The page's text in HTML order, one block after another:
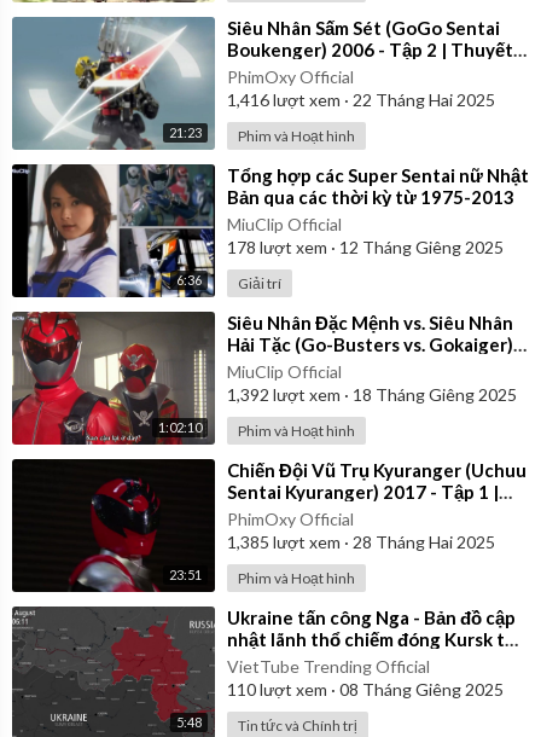
21:23
⁣Siêu Nhân Sấm Sét (GoGo Sentai
Boukenger) 2006 - Tập 2 | Thuyết
Minh
PhimOxy Official
1,416lượt xem · 22 Tháng Hai 2025
Phim và Hoạt hình
6:36
⁣Tổng hợp các Super Sentai nữ Nhật
Bản qua các thời kỳ từ 1975-2013
MiuClip Official
178 lượt xem · 12 Tháng Giêng 2025
Giải trí
1:02:10
⁣Siêu Nhân Đặc Mệnh vs. Siêu Nhân
Hải Tặc (Go-Busters vs. Gokaiger) |
Vietsub
MiuClip Official
1,392 lượt xem · 18 Tháng Giêng 2025
Phim và Hoạt hình
23:51
⁣Chiến Đội Vũ Trụ Kyuranger (Uchuu
Sentai Kyuranger) 2017 - Tập 1 |
Thuyết Minh
PhimOxy Official
1,385 lượt xem · 28 Tháng Hai 2025
Phim và Hoạt hình
5:48
⁣Ukraine tấn công Nga - Bản đồ cập
nhật lãnh thổ chiếm đóng Kursk từ
ngày 06/08/2024 đến 06/01/2025
VietTube Trending Official
110lượt xem · 08 Tháng Giêng 2025
Tin tức và Chính trị